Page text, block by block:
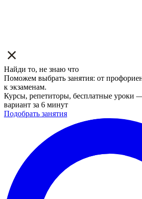
Найди то, не знаю что
Поможем выбрать занятия: от
к экзаменам.
Курсы, репетиторы, бесплатные уроки
вариант за 6 минут
Подобрать занятия